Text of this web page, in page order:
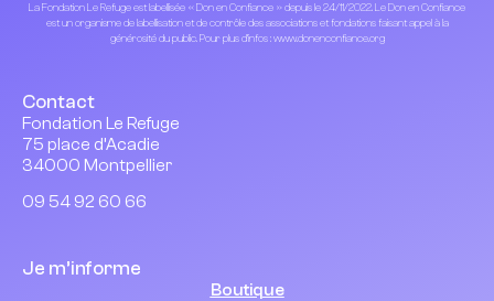
La Fondation Le Refuge est labellisée « Don en Confiance » depuis le 24/11/2022. Le Don en Confiance
est un organisme de labellisation et de contrôle des associations et fondations faisant appel à la
générosité du public. Pour plus d’infos : www.donenconfiance.org
Contact
Fondation Le Refuge
75 place d’Acadie
34000 Montpellier
09 54 92 60 66
Je m’informe
Boutique